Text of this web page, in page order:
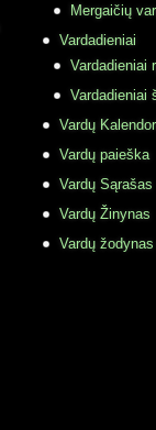
Mergaičių
Vardadieniai
Vardadieniai
Vardadieniai
Vardų
Vardų paieška
Vardų Sąrašas
Vardų Žinynas
Vardų